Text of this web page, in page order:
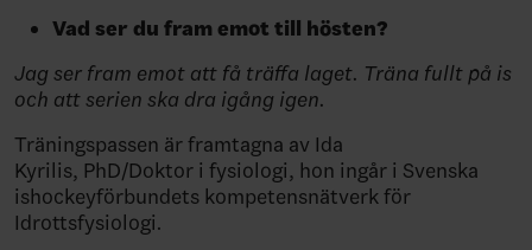
Vad ser du fram emot till hösten?
Jag ser fram emot att få träffa laget. Träna fullt på is
och att serien ska dra igång igen.
Träningspassen är framtagna av Ida
Kyrilis, PhD/Doktor i fysiologi, hon ingår i Svenska
ishockeyförbundets kompetensnätverk för
Idrottsfysiologi.